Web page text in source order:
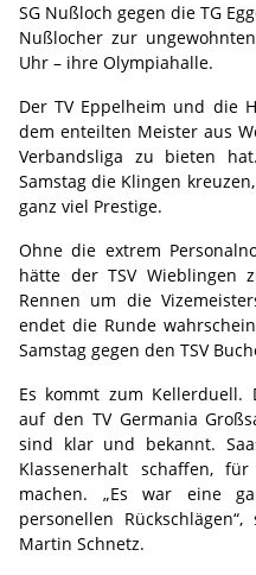
SG Nußloch gegen die TG
Nußlocher zur
Uhr – ihre Olympiahalle.
Der TV Eppelheim und die
dem enteilten Meister aus
Verbandsliga zu bieten
Samstag die Klingen
ganz viel Prestige.
Ohne die extrem
hätte der TSV Wieblingen
Rennen um die
endet die Runde
Samstag gegen den TSV
Es kommt zum Kellerduell.
auf den TV Germania
sind klar und bekannt.
Klassenerhalt schaffen,
machen. „Es war eine
personellen
Martin Schnetz.